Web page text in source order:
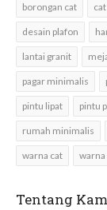
borongan cat
desain plafon
lantai granit
pagar minimalis
pintu lipat pintu
rumah minimalis
warna cat
Tentang